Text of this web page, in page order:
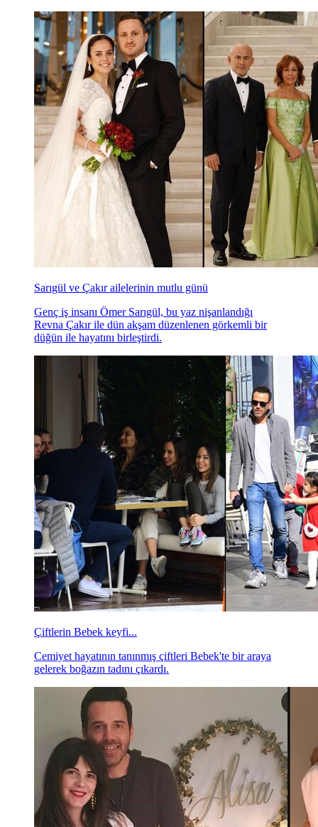
Sarıgül ve Çakır ailelerinin mutlu günü
Genç iş insanı Ömer Sarıgül, bu yaz nişanlandığı
Revna Çakır ile dün akşam düzenlenen görkemli bir
düğün ile hayatını birleştirdi.
Çiftlerin Bebek keyfi...
Cemiyet hayatının tanınmış çiftleri Bebek'te bir araya
gelerek boğazın tadını çıkardı.